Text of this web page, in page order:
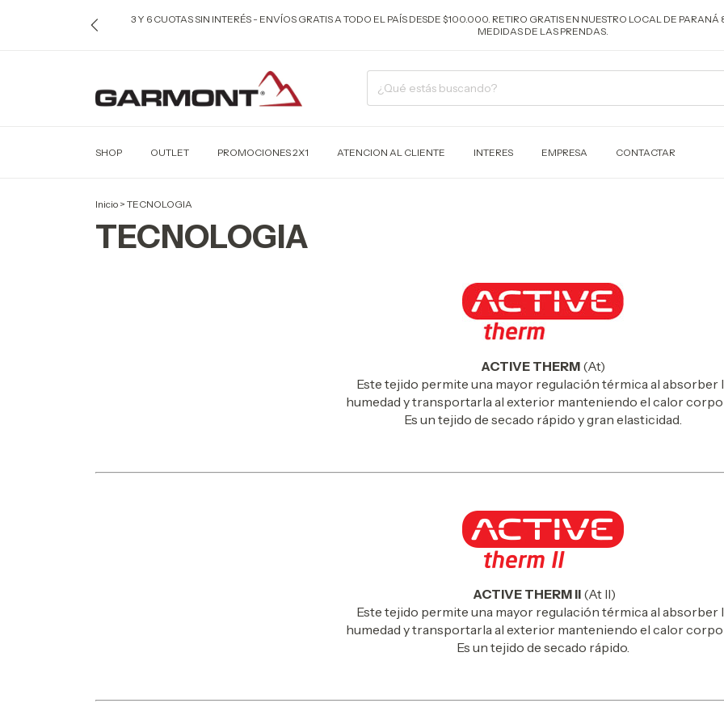
3 Y 6 CUOTAS SIN INTERÉS - ENVÍOS GRATIS A TODO EL PAÍS DESDE $100.000. RETIRO GRATIS EN NUESTRO LOCAL DE
MEDIDAS DE LAS PRENDAS.
SHOP OUTLET PROMOCIONES 2X1 ATENCION AL CLIENTE INTERES EMPRESA CONTACTAR
Inicio > TECNOLOGIA
TECNOLOGIA
ACTIVE THERM (At)
Este tejido permite una mayor regulación térmica al absorber
humedad y transportarla al exterior manteniendo el calor
Es un tejido de secado rápido y gran elasticidad.
ACTIVE THERM II (At II)
Este tejido permite una mayor regulación térmica al absorber
humedad y transportarla al exterior manteniendo el calor
Es un tejido de secado rápido.